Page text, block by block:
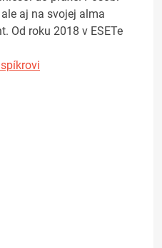
aj na svojej alma
Od roku 2018 v ESETe